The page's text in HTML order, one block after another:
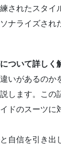
されたスタイ
ナライズされ
ついて詳しく
いがあるのか
します。この
ドのスーツに
自信を引き出